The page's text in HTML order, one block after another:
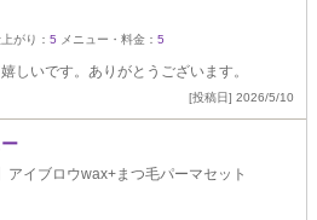
がり： 5 メニュー・料金： 5
しいです。ありがとうございます。
[投稿日] 2026/5/10
アイブロウwax+まつ毛パーマセット